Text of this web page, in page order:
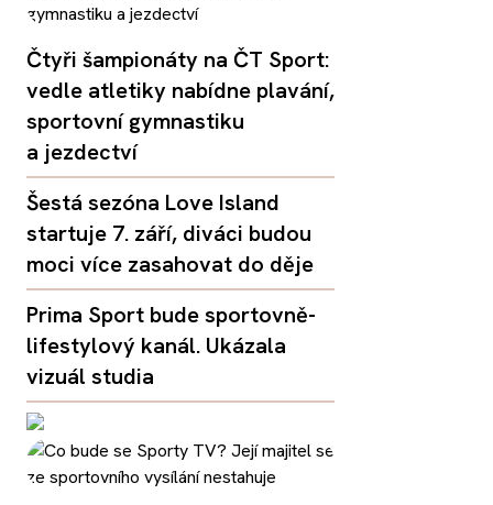
Čtyři šampionáty na ČT Sport:
vedle atletiky nabídne plavání,
sportovní gymnastiku
a jezdectví
Šestá sezóna Love Island
startuje 7. září, diváci budou
moci více zasahovat do děje
Prima Sport bude sportovně-
lifestylový kanál. Ukázala
vizuál studia